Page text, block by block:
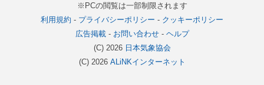
※PCの閲覧は一部制限されます
利用規約 - プライバシーポリシー - クッキーポリシー
広告掲載- お問い合わせ- ヘルプ
(C) 2026 日本気象協会
(C) 2026 ALiNKインターネット